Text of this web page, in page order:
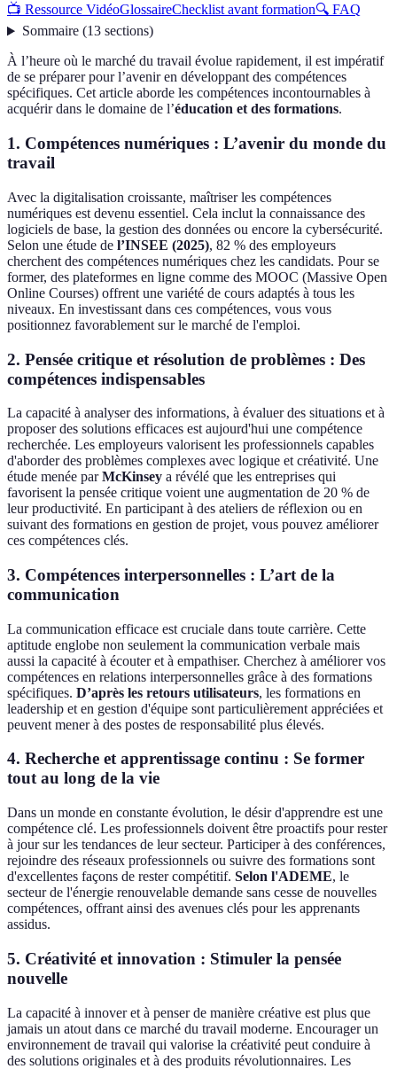
📺 Ressource VidéoGlossaireChecklist avant formation🔍 FAQ
Sommaire(13 sections)
À l’heure où le marché du travail évolue rapidement, il est impératif
de se préparer pour l’avenir en développant des compétences
spécifiques. Cet article aborde les compétences incontournables à
acquérir dans le domaine de l’éducation et des formations.
1. Compétences numériques : L’avenir du monde du
travail
Avec la digitalisation croissante, maîtriser les compétences
numériques est devenu essentiel. Cela inclut la connaissance des
logiciels de base, la gestion des données ou encore la cybersécurité.
Selon une étude de l’INSEE (2025), 82 % des employeurs
cherchent des compétences numériques chez les candidats. Pour se
former, des plateformes en ligne comme des MOOC (Massive Open
Online Courses) offrent une variété de cours adaptés à tous les
niveaux. En investissant dans ces compétences, vous vous
positionnez favorablement sur le marché de l'emploi.
2. Pensée critique et résolution de problèmes : Des
compétences indispensables
La capacité à analyser des informations, à évaluer des situations et à
proposer des solutions efficaces est aujourd'hui une compétence
recherchée. Les employeurs valorisent les professionnels capables
d'aborder des problèmes complexes avec logique et créativité. Une
étude menée parMcKinsey a révélé que les entreprises qui
favorisent la pensée critique voient une augmentation de 20 % de
leur productivité. En participant à des ateliers de réflexion ou en
suivant des formations en gestion de projet, vous pouvez améliorer
ces compétences clés.
3. Compétences interpersonnelles : L’art de la
communication
La communication efficace est cruciale dans toute carrière. Cette
aptitude englobe non seulement la communication verbale mais
aussi la capacité à écouter et à empathiser. Cherchez à améliorer vos
compétences en relations interpersonnelles grâce à des formations
spécifiques. D’après les retours utilisateurs, les formations en
leadership et en gestion d'équipe sont particulièrement appréciées et
peuvent mener à des postes de responsabilité plus élevés.
4. Recherche et apprentissage continu : Se former
tout au long de la vie
Dans un monde en constante évolution, le désir d'apprendre est une
compétence clé. Les professionnels doivent être proactifs pour rester
à jour sur les tendances de leur secteur. Participer à des conférences,
rejoindre des réseaux professionnels ou suivre des formations sont
d'excellentes façons de rester compétitif. Selon l'ADEME, le
secteur de l'énergie renouvelable demande sans cesse de nouvelles
compétences, offrant ainsi des avenues clés pour les apprenants
assidus.
5. Créativité et innovation : Stimuler la pensée
nouvelle
La capacité à innover et à penser de manière créative est plus que
jamais un atout dans ce marché du travail moderne. Encourager un
environnement de travail qui valorise la créativité peut conduire à
des solutions originales et à des produits révolutionnaires. Les